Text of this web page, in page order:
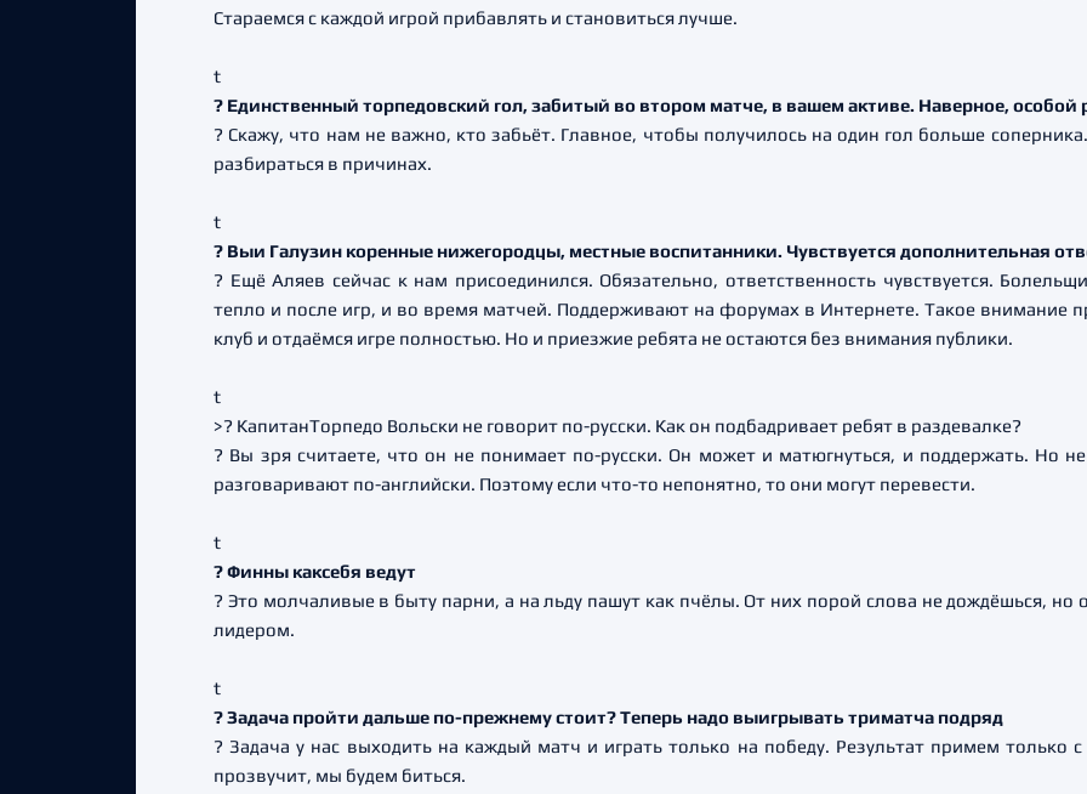
Стараемся с каждой игрой прибавлять и становиться лучше.
t
? Единственный торпедовский гол, забитый во втором матче, в вашем активе. Наверное, особой
? Скажу, что нам не важно, кто забьёт. Главное, чтобы получилось на один гол больше
разбираться в причинах.
t
? Выи Галузин коренные нижегородцы, местные воспитанники. Чувствуется дополнительная
? Ещё Аляев сейчас к нам присоединился. Обязательно, ответственность чувствуется.
тепло и после игр, и во время матчей. Поддерживают на форумах в Интернете. Такое внимание
клуб и отдаёмся игре полностью. Но и приезжие ребята не остаются без внимания публики.
t
>? КапитанТорпедо Вольски не говорит по-русски. Как он подбадривает ребят в раздевалке?
? Вы зря считаете, что он не понимает по-русски. Он может и матюгнуться, и поддержать. Но
разговаривают по-английски. Поэтому если что-то непонятно, то они могут перевести.
t
? Финны каксебя ведут
? Это молчаливые в быту парни, а на льду пашут как пчёлы. От них порой слова не дождёшься,
лидером.
t
? Задача пройти дальше по-прежнему стоит? Теперь надо выигрывать триматча подряд
? Задача у нас выходить на каждый матч и играть только на победу. Результат примем только
прозвучит, мы будем биться.